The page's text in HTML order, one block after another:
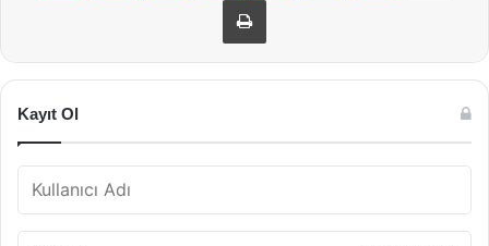
Kayıt Ol